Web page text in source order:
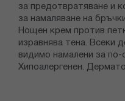
за предотвратяване и
за намаляване на
Нощен крем против
изравнява тена. Всеки
видимо намалени за по-
Хипоалергенен.